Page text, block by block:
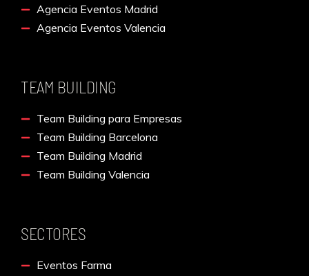
Agencia Eventos Madrid
Agencia Eventos Valencia
TEAM BUILDING
Team Building para Empresas
Team Building Barcelona
Team Building Madrid
Team Building Valencia
SECTORES
Eventos Farma